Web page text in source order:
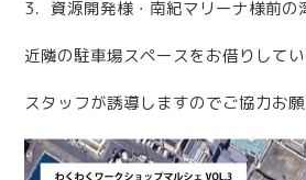
3．資源開発様・南紀マリーナ様前の
近隣の駐車場スペースをお借りしてい
スタッフが誘導しますのでご協力お願